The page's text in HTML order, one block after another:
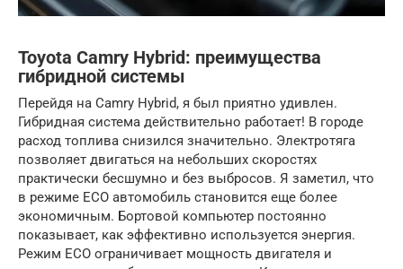
Toyota Camry Hybrid: преимущества
гибридной системы
Перейдя на Camry Hybrid, я был приятно удивлен.
Гибридная система действительно работает! В городе
расход топлива снизился значительно. Электротяга
позволяет двигаться на небольших скоростях
практически бесшумно и без выбросов. Я заметил, что
в режиме ECO автомобиль становится еще более
экономичным. Бортовой компьютер постоянно
показывает, как эффективно используется энергия.
Режим ECO ограничивает мощность двигателя и